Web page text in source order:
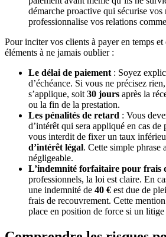
démarche proactive qui sécurise vos
professionnalise vos relations
Pour inciter vos clients à payer en temps
éléments à ne jamais oublier :
Le délai de paiement : Soyez
d’échéance. Si vous ne précisez
s’applique, soit 30 jours après la
ou la fin de la prestation.
Les pénalités de retard : Vous
d’intérêt qui sera appliqué en cas
vous interdit de fixer un taux
d’intérêt légal. Cette simple phrase
négligeable.
L’indemnité forfaitaire pour frais
professionnels, la loi est claire. En
une indemnité de 40 € est due de
frais de recouvrement. Cette
place en position de force si un